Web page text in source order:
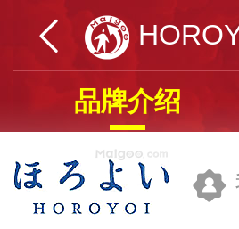
品牌介绍